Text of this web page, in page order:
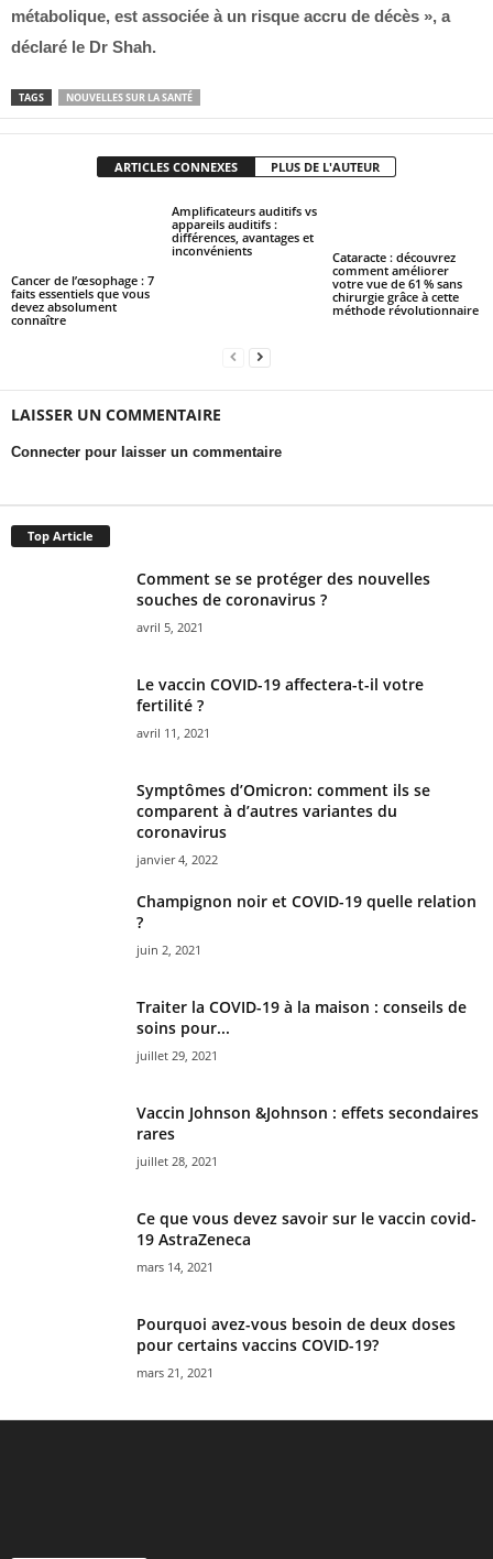
métabolique, est associée à un risque accru de décès », a
déclaré le Dr Shah.
TAGS NOUVELLES SUR LA SANTÉ
ARTICLES CONNEXES PLUS DE L'AUTEUR
Cancer de l’œsophage : 7
faits essentiels que vous
devez absolument
connaître
Amplificateurs auditifs vs
appareils auditifs :
différences, avantages et
inconvénients
Cataracte : découvrez
comment améliorer
votre vue de 61 % sans
chirurgie grâce à cette
méthode révolutionnaire
LAISSER UN COMMENTAIRE
Connecter pour laisser un commentaire
Top Article
Comment se se protéger des nouvelles
souches de coronavirus ?
avril 5, 2021
Le vaccin COVID-19 affectera-t-il votre
fertilité ?
avril 11, 2021
Symptômes d’Omicron: comment ils se
comparent à d’autres variantes du
coronavirus
janvier 4, 2022
Champignon noir et COVID-19 quelle relation
?
juin 2, 2021
Traiter la COVID-19 à la maison : conseils de
soins pour...
juillet 29, 2021
Vaccin Johnson &Johnson : effets secondaires
rares
juillet 28, 2021
Ce que vous devez savoir sur le vaccin covid-
19 AstraZeneca
mars 14, 2021
Pourquoi avez-vous besoin de deux doses
pour certains vaccins COVID-19?
mars 21, 2021